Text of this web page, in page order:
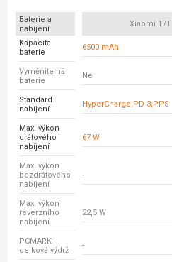
Baterie a
nabíjení
Xiaomi 17T
Kapacita
baterie
6500 mAh
Vyměnitelná
baterie
Ne
Standard
nabíjení
HyperCharge;PD 3;PPS
Max. výkon
drátového
nabíjení
67 W
Max. výkon
bezdrátového
nabíjení
-
Max. výkon
reverzního
nabíjení
22,5 W
PCMARK -
celková výdrž
-